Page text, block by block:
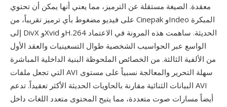
معقدة. الصيغة مستقلة عن الترميز، مما يعني أنها يمكن أن تحتوي
على فيديو مضغوط بأي ترميز تقريباً، من Cinepak وIndeo المبكرة
إلى DivX وXvid وH.264 الحديثة. ساهمت هذه المرونة في الاعتماد
الواسع عبر الحواسيب الشخصية طوال التسعينيات والعقد الأول
من الألفية الثالثة. من الخصائص الملحوظة البنية الداخلية المباشرة
التي تجعل ملفات AVI سهلة التحرير والمعالجة نسبياً على مستوى
البيانات الثنائية مقارنة بالحاويات الحديثة الأكثر تعقيداً. تدعم AVI
أيضاً مسارات صوت متعددة، مما يتيح المحتوى متعدد اللغات داخل